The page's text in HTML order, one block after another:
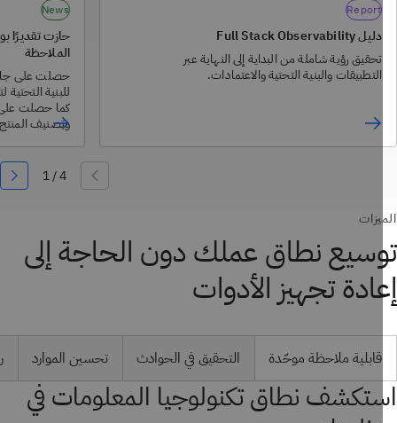
Report
دليل Full Stack Observability
تحقيق رؤية شاملة من البداية إلى النهاية عبر
التطبيقات والبنية التحتية والاعتمادات.
News
حازت تقديرًا
الملاحظة
نطاق عملك دون الحاجة إلى
تجهيز الأدوات
قابلية ملاحظة موحّدة التحقيق في الحوادث تحسين الموارد
نطاق تكنولوجيا المعلومات في